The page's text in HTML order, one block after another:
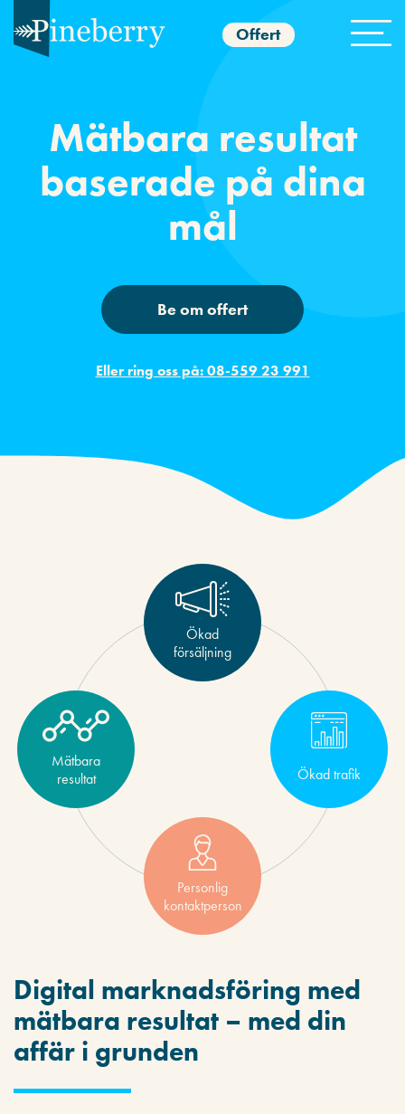
Offert
Mätbara resultat
baserade på dina
mål
Be om offert
Eller ring oss på: 08-559 23 991
Ökad
försäljning
Ökad trafik
Personlig
kontaktperson
Mätbara
resultat
Digital marknadsföring med
mätbara resultat – med din
affär i grunden